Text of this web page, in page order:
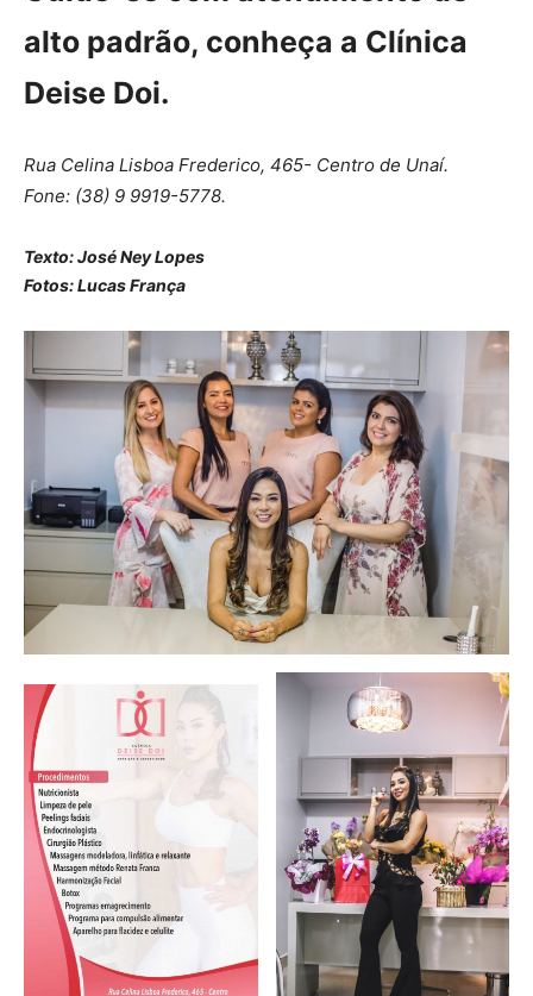
alto padrão, conheça a Clínica
Deise Doi.
Rua Celina Lisboa Frederico, 465- Centro de Unaí.
Fone: (38) 9 9919-5778.
Texto: José Ney Lopes
Fotos: Lucas França